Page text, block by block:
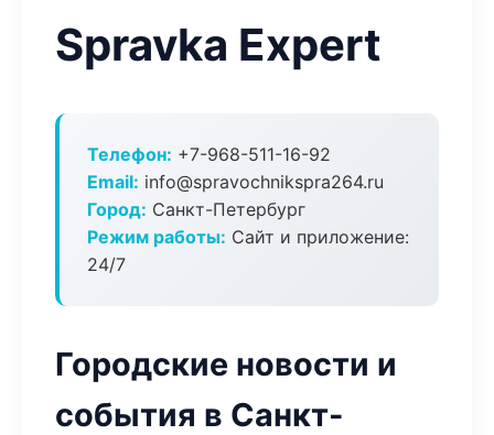
Spravka Expert
Телефон: +7-968-511-16-92
Email: info@spravochnikspra264.ru
Город: Санкт-Петербург
Режим работы: Сайт и приложение:
24/7
Городские новости и
события в Санкт-